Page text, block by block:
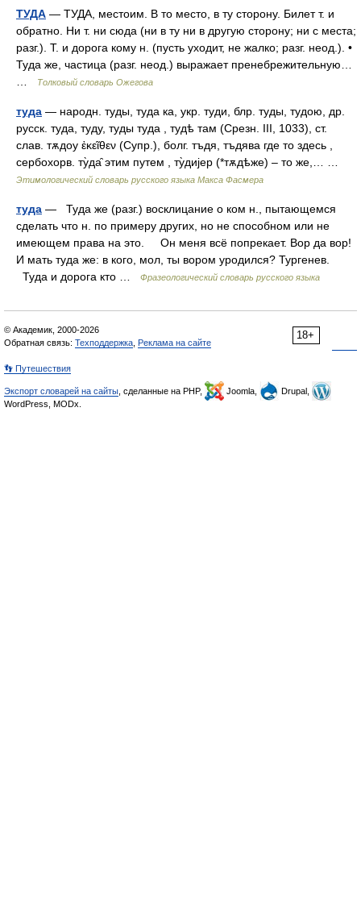
ТУДА — ТУДА, местоим. В то место, в ту сторону. Билет т. и
обратно. Ни т. ни сюда (ни в ту ни в другую сторону; ни с места;
разг.). Т. и дорога кому н. (пусть уходит, не жалко; разг. неод.). •
Туда же, частица (разг. неод.) выражает пренебрежительную…
Толковый словарь Ожегова
туда — народн. туды, туда ка, укр. туди, блр. туды, тудою, др.
русск. туда, туду, туды туда , тудѣ там (Срезн. III, 1033), ст.
слав. тѫдоу ἐκεῖθεν (Супр.), болг. тъдя, тъдява где то здесь ,
сербохорв. ту̀да̑ этим путем , ту̀диjер (*тѫдѣже) – то же,… …
Этимологический словарь русского языка Макса Фасмера
туда — Туда же (разг.) восклицание о ком н., пытающемся
сделать что н. по примеру других, но не способном или не
имеющем права на это. Он меня всё попрекает. Вор да вор!
И мать туда же: в кого, мол, ты вором уродился? Тургенев.
Туда и дорога кто …
Фразеологический словарь русского языка
18+
© Академик, 2000-2026
Обратная связь: Техподдержка Реклама на сайте
👣 Путешествия
Экспорт словарей на сайты , сделанные на PHP, Joomla,
Drupal,
WordPress, MODx.